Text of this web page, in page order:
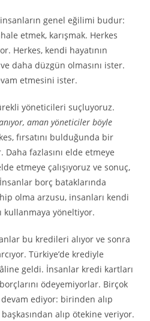
genel eğilimi budur:
etmek, karışmak. Herkes
Herkes, kendi hayatının
daha düzgün olmasını ister.
etmesini ister.
yöneticileri suçluyoruz.
aman yöneticiler böyle
fırsatını bulduğunda bir
fazlasını elde etmeye
etmeye çalışıyoruz ve sonuç,
borç bataklarında
olma arzusu, insanları kendi
kullanmaya yöneltiyor.
bu kredileri alıyor ve sonra
Türkiye’de krediyle
geldi. İnsanlar kredi kartları
ödeyemiyorlar. Birçok
ediyor: birinden alıp
alıp ötekine veriyor.